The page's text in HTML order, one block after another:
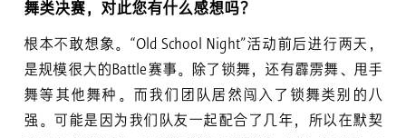
舞类决赛，对此您有什么感想吗？
根本不敢想象。“Old School Night”活动前后进行两天，
是规模很大的Battle赛事。除了锁舞，还有霹雳舞、甩手
舞等其他舞种。而我们团队居然闯入了锁舞类别的八
强。可能是因为我们队友一起配合了几年，所以在默契